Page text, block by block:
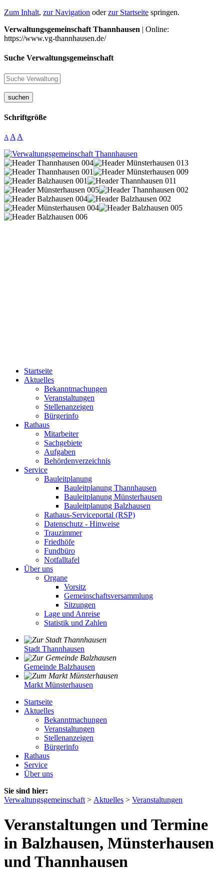
Zum Inhalt, zur Navigation oderzur Startseite springen.
Verwaltungsgemeinschaft Thannhausen | Online:
https://www.vg-thannhausen.de/
Suche Verwaltungsgemeinschaft
suchen
Schriftgröße
A A A
Startseite
Aktuelles
Bekanntmachungen
Veranstaltungen
Stellenanzeigen
Bürgerinfo
Rathaus
Mitarbeiter
Sachgebiete
Aufgaben
Behördenverzeichnis
Service
Bauleitplanung
Bauleitplanung Thannhausen
Bauleitplanung Münsterhausen
Bauleitplanung Balzhausen
Rathaus-Serviceportal (RSP)
Datenschutz - Hinweise
Trauzimmer
Friedhöfe
Fundbüro
Notfalltafel
Über uns
Organe
Vorsitz
Gemeinschaftsversammlung
Sitzungen
Lage und Anreise
Statistik und Zahlen
Stadt Thannhausen
Gemeinde Balzhausen
Markt Münsterhausen
Startseite
Aktuelles
Bekanntmachungen
Veranstaltungen
Stellenanzeigen
Bürgerinfo
Rathaus
Service
Über uns
Sie sind hier:
Verwaltungsgemeinschaft > Aktuelles > Veranstaltungen
Veranstaltungen und Termine
in Balzhausen, Münsterhausen
und Thannhausen